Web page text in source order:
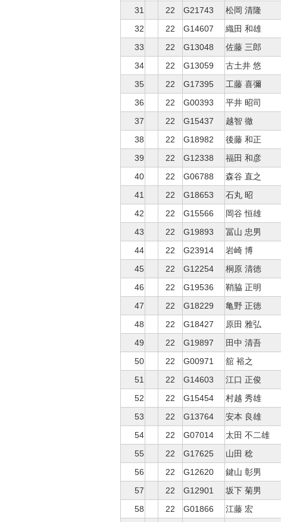
31
22 G21743 松岡 清隆
32
22 G14607 織田 和雄
33
22 G13048 佐藤 三郎
34
22 G13059 古土井 悠
35
22 G17395 工藤 喜彌
36
22 G00393 平井 昭司
37
22 G15437 越智 徹
38
22 G18982 後藤 和正
39
22 G12338 福田 和彦
40
22 G06788 森谷 直之
41
22 G18653 石丸 昭
42
22 G15566 岡谷 恒雄
43
22 G19893 冨山 忠男
44
22 G23914 岩崎 博
45
22 G12254 桐原 清徳
46
22 G19536 鞘脇 正明
47
22 G18229 亀野 正徳
48
22 G18427 原田 雅弘
49
22 G19897 田中 清吾
50
22 G00971 舘 裕之
51
22 G14603 江口 正俊
52
22 G15454 村越 秀雄
53
22 G13764 安本 良雄
54
22 G07014 太田 不二雄
55
22 G17625 山田 稔
56
22 G12620 鍵山 彰男
57
22 G12901 坂下 菊男
58
22 G01866 江藤 宏